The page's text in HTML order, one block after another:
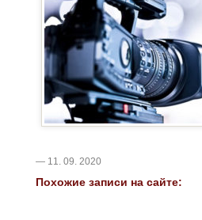
— 11. 09. 2020
Похожие записи на сайте: